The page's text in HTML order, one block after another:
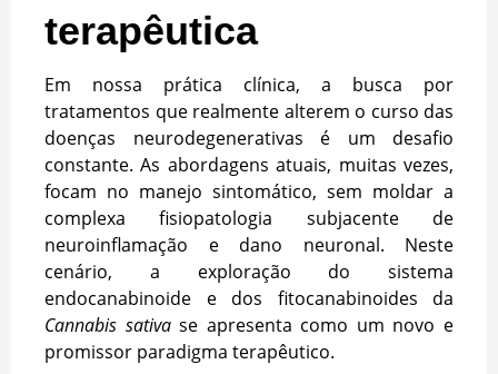
terapêutica
Em nossa prática clínica, a busca por
tratamentos que realmente alterem o curso das
doenças neurodegenerativas é um desafio
constante. As abordagens atuais, muitas vezes,
focam no manejo sintomático, sem moldar a
complexa fisiopatologia subjacente de
neuroinflamação e dano neuronal. Neste
cenário, a exploração do sistema
endocanabinoide e dos fitocanabinoides da
Cannabis sativase apresenta como um novo e
promissor paradigma terapêutico.